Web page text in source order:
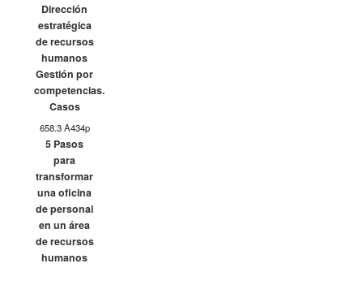
Dirección
estratégica
de recursos
humanos
Gestión por
competencias.
Casos
658.3 A434p
5 Pasos
para
transformar
una oficina
de personal
en un área
de recursos
humanos